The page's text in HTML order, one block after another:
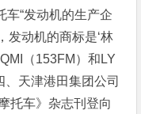
“发动机的生产企
发动机的商标是‘林
（153FM）和LY
、天津港田集团公司
托车》杂志刊登向